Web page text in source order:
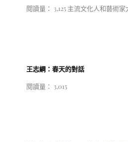
閱讀量： 3,125 主流文化人和藝術
王志綱：春天的對話
閱讀量： 3,015